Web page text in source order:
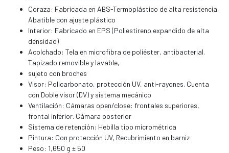
Coraza: Fabricada en ABS-Termoplástico de alta resistencia,
Abatible con ajuste plástico
Interior: Fabricado en EPS (Poliestireno expandido de alta
densidad)
Acolchado: Tela en microfibra de poliéster, antibacterial.
Tapizado removible y lavable,
sujeto con broches
Visor: Policarbonato, protección UV, anti-rayones. Cuenta
con Doble visor (DV) y sistema mecánico
Ventilación: Cámaras open/close: frontales superiores,
frontal inferior. Cámara posterior
Sistema de retención: Hebilla tipo micrométrica
Pintura: Con protección UV, Recubrimiento en barniz
Peso: 1,650 g ± 50